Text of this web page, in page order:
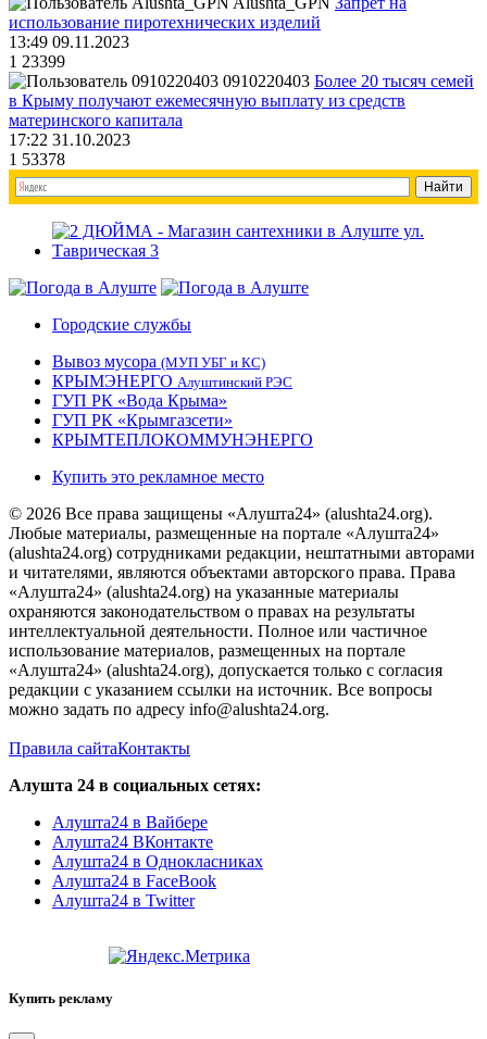
использование пиротехнических изделий
13:49 09.11.2023
1 23399
0910220403 Более 20 тысяч семей
в Крыму получают ежемесячную выплату из средств
материнского капитала
17:22 31.10.2023
1 53378
Городские службы
Вывоз мусора (МУП УБГ и КС)
КРЫМЭНЕРГО Алуштинский РЭС
ГУП РК «Вода Крыма»
ГУП РК «Крымгазсети»
КРЫМТЕПЛОКОММУНЭНЕРГО
Купить это рекламное место
© 2026 Все права защищены «Алушта24» (alushta24.org).
Любые материалы, размещенные на портале «Алушта24»
(alushta24.org) сотрудниками редакции, нештатными авторами
и читателями, являются объектами авторского права. Права
«Алушта24» (alushta24.org) на указанные материалы
охраняются законодательством о правах на результаты
интеллектуальной деятельности. Полное или частичное
использование материалов, размещенных на портале
«Алушта24» (alushta24.org), допускается только с согласия
редакции с указанием ссылки на источник. Все вопросы
можно задать по адресу info@alushta24.org.
Правила сайтаКонтакты
Алушта 24 в социальных сетях:
Алушта24 в Вайбере
Алушта24 ВКонтакте
Алушта24 в Однокласниках
Алушта24 в FaceBook
Алушта24 в Twitter
Купить рекламу